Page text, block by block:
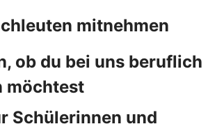
mitnehmen
ob du bei uns beruflich
möchtest
Schülerinnen und